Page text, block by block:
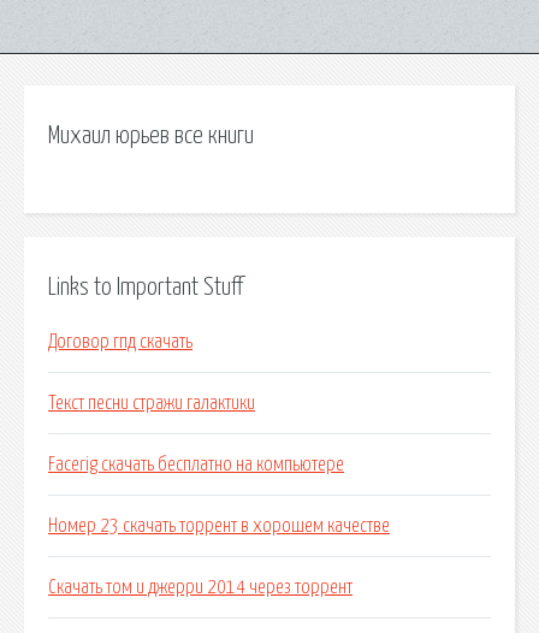
Михаил юрьев все книги
Links to Important Stuff
Договор гпд скачать
Текст песни стражи галактики
Facerig скачать бесплатно на компьютере
Номер 23 скачать торрент в хорошем качестве
Скачать том и джерри 2014 через торрент